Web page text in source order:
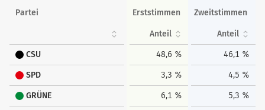
Partei Erststimmen Zweitstimmen
Anteil Anteil
CSU 48,6 % 46,1 %
SPD 3,3 % 4,5 %
GRÜNE 6,1 % 5,3 %